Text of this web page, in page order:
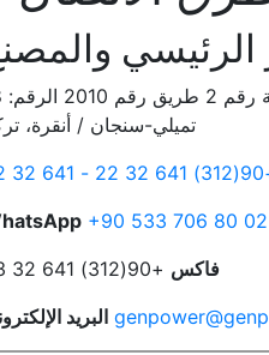
الرئيسي
تميلي-سنجان / أنقرة،
+90 533 706 80 02
فاكس +90(312) 641 32 23
البريد